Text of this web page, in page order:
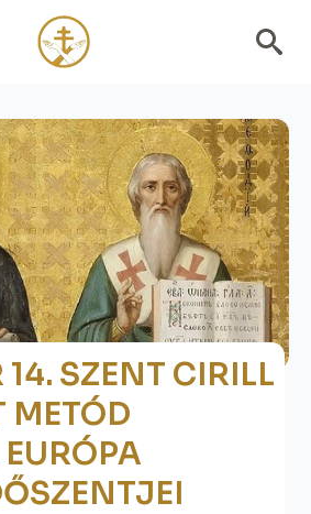
14. SZENT CIRILL
METÓD